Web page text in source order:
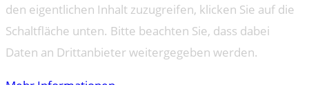
den eigentlichen Inhalt zuzugreifen, klicken Sie auf die
Schaltfläche unten. Bitte beachten Sie, dass dabei
Daten an Drittanbieter weitergegeben werden.